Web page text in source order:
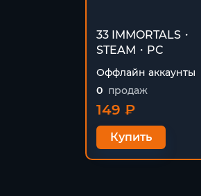
33 IMMORTALS・
STEAM・PC
Оффлайн аккаунты
0 продаж
149 ₽
Купить